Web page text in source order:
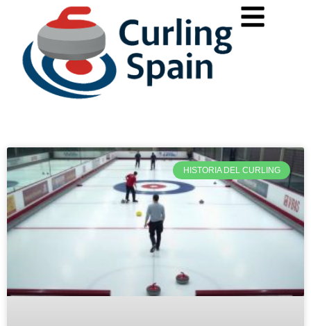
HISTORIA DEL CURLING